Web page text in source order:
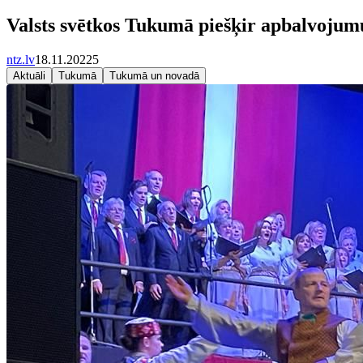
Valsts svētkos Tukumā piešķir
ntz.lv18.11.20225
Aktuāli Tukumā Tukumā un novadā